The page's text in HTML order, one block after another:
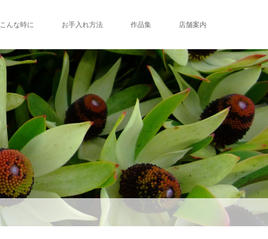
こんな時に お手入れ方法 作品集 店舗案内